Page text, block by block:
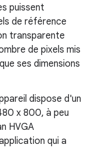
puissent
de référence
transparente
de pixels mis
ses dimensions
dispose d'un
x 800, à peu
HVGA
qui a